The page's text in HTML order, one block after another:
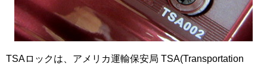
TSAロックは、アメリカ運輸保安局 TSA(Transportation